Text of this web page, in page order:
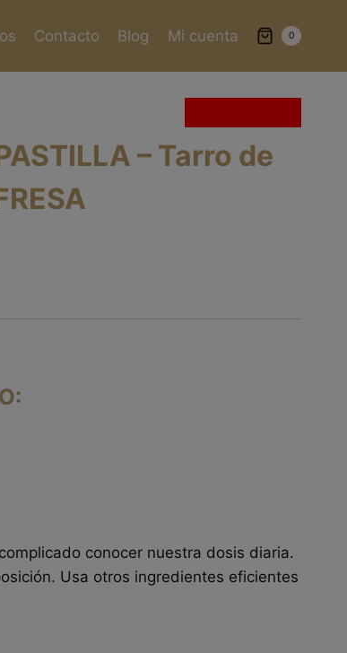
Contacto Blog Mi cuenta 0
– Tarro de
conocer nuestra dosis diaria.
Usa otros ingredientes eficientes